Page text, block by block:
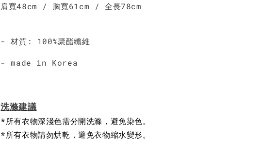
肩寬48cm / 胸寬61cm / 全長78cm
- 材質: 100%聚酯纖維
- made in Korea
洗滌建議
*所有衣物深淺色需分開洗滌，避免染色。
*所有衣物請勿烘乾，避免衣物縮水變形。